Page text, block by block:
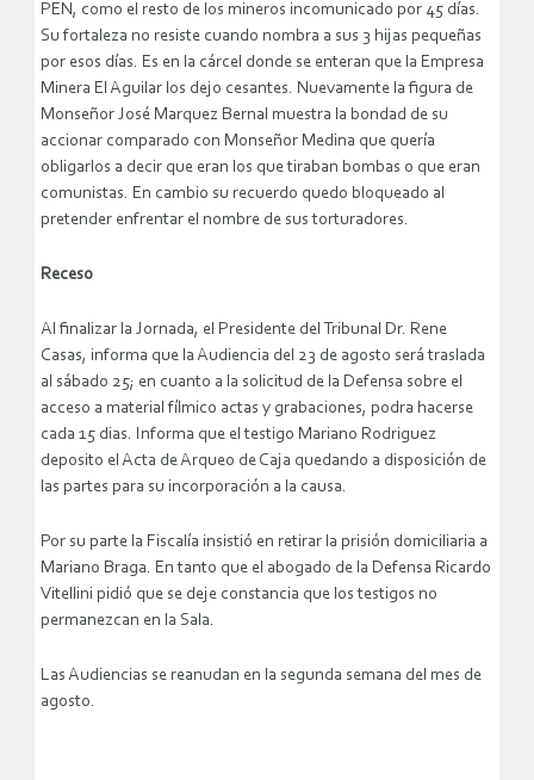
PEN, como el resto de los mineros incomunicado por 45 días.
Su fortaleza no resiste cuando nombra a sus 3 hijas pequeñas
por esos días. Es en la cárcel donde se enteran que la Empresa
Minera El Aguilar los dejo cesantes. Nuevamente la figura de
Monseñor José Marquez Bernal muestra la bondad de su
accionar comparado con Monseñor Medina que quería
obligarlos a decir que eran los que tiraban bombas o que eran
comunistas. En cambio su recuerdo quedo bloqueado al
pretender enfrentar el nombre de sus torturadores.
Receso
Al finalizar la Jornada, el Presidente del Tribunal Dr. Rene
Casas, informa que la Audiencia del 23 de agosto será traslada
al sábado 25; en cuanto a la solicitud de la Defensa sobre el
acceso a material fílmico actas y grabaciones, podra hacerse
cada 15 dias. Informa que el testigo Mariano Rodriguez
deposito el Acta de Arqueo de Caja quedando a disposición de
las partes para su incorporación a la causa.
Por su parte la Fiscalía insistió en retirar la prisión domiciliaria a
Mariano Braga. En tanto que el abogado de la Defensa Ricardo
Vitellini pidió que se deje constancia que los testigos no
permanezcan en la Sala.
Las Audiencias se reanudan en la segunda semana del mes de
agosto.